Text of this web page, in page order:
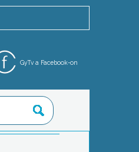
GyTv a Facebook-on